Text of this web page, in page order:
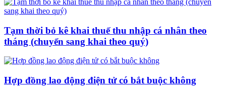
Tạm thời bỏ kê khai thuế thu nhập cá nhân theo
tháng (chuyển sang khai theo quý)
Hợp đồng lao động điện tử có bắt buộc không